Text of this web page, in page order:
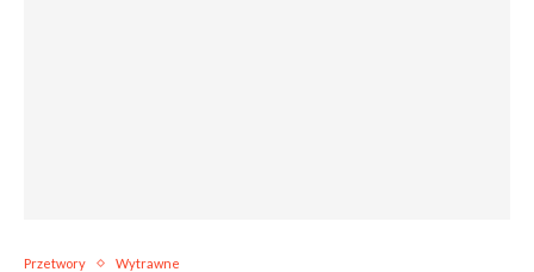
Przetwory Wytrawne